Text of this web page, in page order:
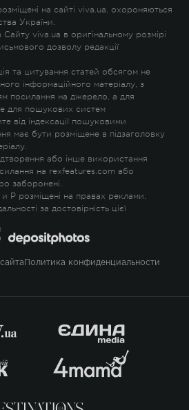
на сайті viva.ua, охороняються
України.
Сайту viva.ua в оригінальному розмірі
дозволу редакції
та цитування статей обсягом не
інформаційного матеріалу, з
посилання на джерело, а для
для пошукових систем
від індексації пошуковими
має бути розміщене в підзаголовку
або інше використання
на rexfeatures.com або
заборонені.
и P розміщені на правах реклами.
за достовірність цієї
Политика конфиденциальности